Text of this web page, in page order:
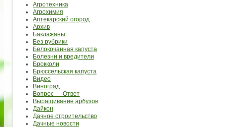
Агротехника
Агрохимия
Аптекарский огород
Архив
Баклажаны
Без рубрики
Белокочанная капуста
Болезни и вредители
Брокколи
Брюссельская капуста
Видео
Виноград
Вопрос — Ответ
Выращивание арбузов
Дайкон
Дачное строительство
Дачные новости